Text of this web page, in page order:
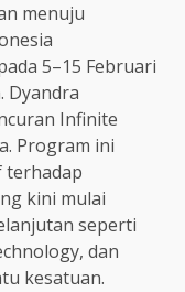
menuju
5–15 Februari
Dyandra
Infinite
Program ini
terhadap
kini mulai
seperti
dan
kesatuan.